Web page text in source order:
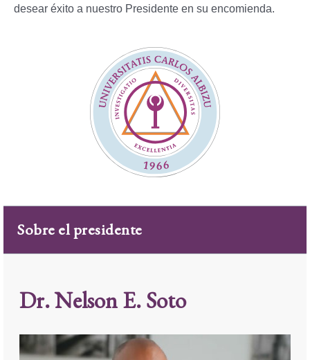
desear éxito a nuestro Presidente en su encomienda.
Sobre el presidente
Dr. Nelson E. Soto